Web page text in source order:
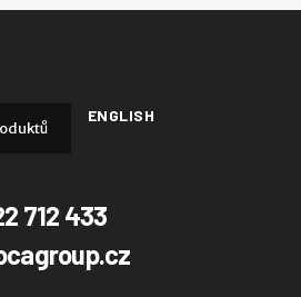
ENGLISH
712 433